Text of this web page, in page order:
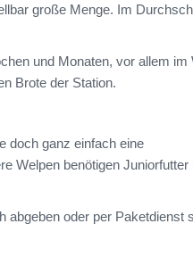
große Menge. Im
und Monaten, vor allem im
Brote der Station.
doch ganz einfach eine
Welpen benötigen Juniorfutter
abgeben oder per Paketdienst